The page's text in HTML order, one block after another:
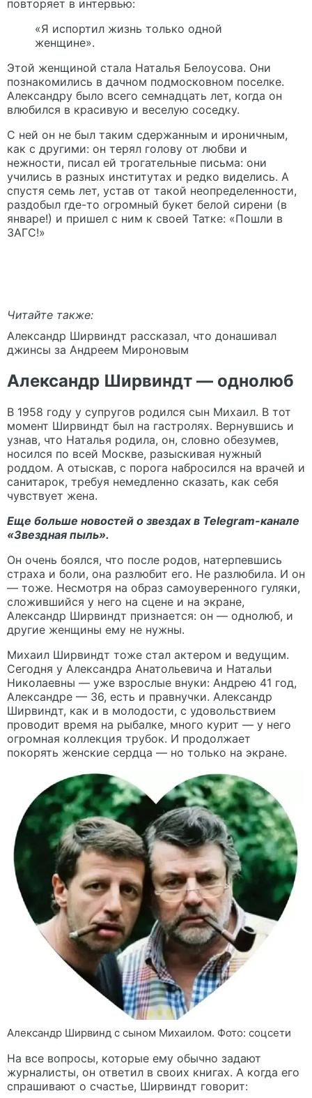
повторяет в интервью:
«Я испортил жизнь только одной
женщине».
Этой женщиной стала Наталья Белоусова. Они
познакомились в дачном подмосковном поселке.
Александру было всего семнадцать лет, когда он
влюбился в красивую и веселую соседку.
С ней он не был таким сдержанным и ироничным,
как с другими: он терял голову от любви и
нежности, писал ей трогательные письма: они
учились в разных институтах и редко виделись. А
спустя семь лет, устав от такой неопределенности,
раздобыл где-то огромный букет белой сирени (в
январе!) и пришел с ним к своей Татке: «Пошли в
ЗАГС!»
Читайте также:
Александр Ширвиндт рассказал, что донашивал
джинсы за Андреем Мироновым
Александр Ширвиндт — однолюб
В 1958 году у супругов родился сын Михаил. В тот
момент Ширвиндт был на гастролях. Вернувшись и
узнав, что Наталья родила, он, словно обезумев,
носился по всей Москве, разыскивая нужный
роддом. А отыскав, с порога набросился на врачей и
санитарок, требуя немедленно сказать, как себя
чувствует жена.
Еще больше новостей о звездах в Telegram-канале
«Звездная пыль».
Он очень боялся, что после родов, натерпевшись
страха и боли, она разлюбит его. Не разлюбила. И он
— тоже. Несмотря на образ самоуверенного гуляки,
сложившийся у него на сцене и на экране,
Александр Ширвиндт признается: он — однолюб, и
другие женщины ему не нужны.
Михаил Ширвиндт тоже стал актером и ведущим.
Сегодня у Александра Анатольевича и Натальи
Николаевны — уже взрослые внуки: Андрею 41 год,
Александре — 36, есть и правнучки. Александр
Ширвиндт, как и в молодости, с удовольствием
проводит время на рыбалке, много курит — у него
огромная коллекция трубок. И продолжает
покорять женские сердца — но только на экране.
Александр Ширвинд с сыном Михаилом. Фото: соцсети
На все вопросы, которые ему обычно задают
журналисты, он ответил в своих книгах. А когда его
спрашивают о счастье, Ширвиндт говорит: